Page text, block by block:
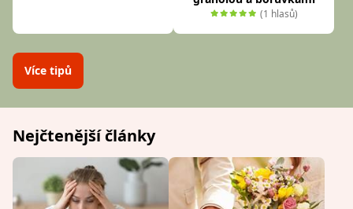
(1 hlasů)
Více tipů
Nejčtenější články